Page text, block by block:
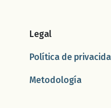
Legal
Política de
Metodología